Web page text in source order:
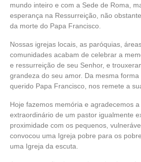
mundo inteiro e com a Sede de Roma,
esperança na Ressurreição, não
da morte do Papa Francisco.
Nossas igrejas locais, as paróquias,
comunidades acabam de celebrar a
e ressurreição de seu Senhor, e
grandeza do seu amor. Da mesma
querido Papa Francisco, nos remete a
Hoje fazemos memória e agradecemos
extraordinário de um pastor igualmente
proximidade com os pequenos,
convocou uma Igreja pobre para os
uma Igreja da escuta.